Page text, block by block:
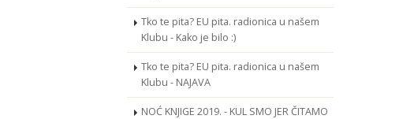
Tko te pita? EU pita. radionica u našem
Klubu - Kako je bilo :)
Tko te pita? EU pita. radionica u našem
Klubu - NAJAVA
NOĆ KNJIGE 2019. - KUL SMO JER ČITAMO